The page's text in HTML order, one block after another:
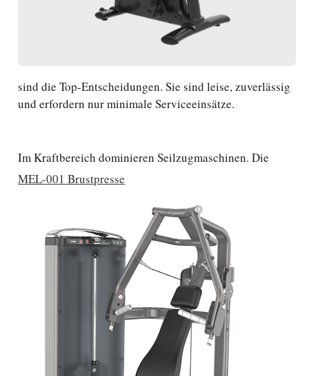
sind die Top-Entscheidungen. Sie sind leise, zuverlässig
und erfordern nur minimale Serviceeinsätze.
Im Kraftbereich dominieren Seilzugmaschinen. Die
MEL-001 Brustpresse